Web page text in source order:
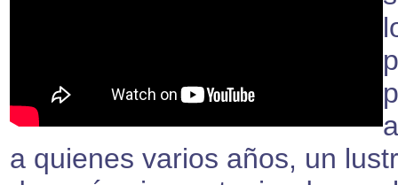
a quienes varios años, un